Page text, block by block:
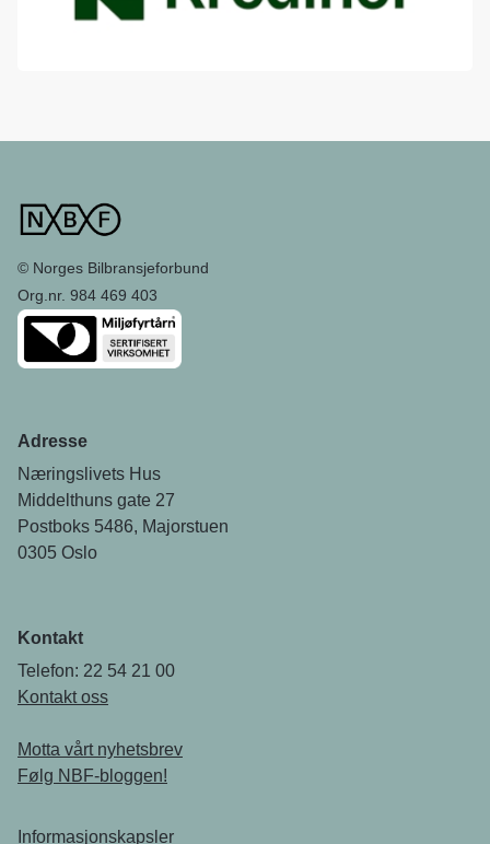
© Norges Bilbransjeforbund
Org.nr. 984 469 403
Adresse
Næringslivets Hus
Middelthuns gate 27
Postboks 5486, Majorstuen
0305 Oslo
Kontakt
Telefon: 22 54 21 00
Kontakt oss
Motta vårt nyhetsbrev
Følg NBF-bloggen!
Informasjonskapsler